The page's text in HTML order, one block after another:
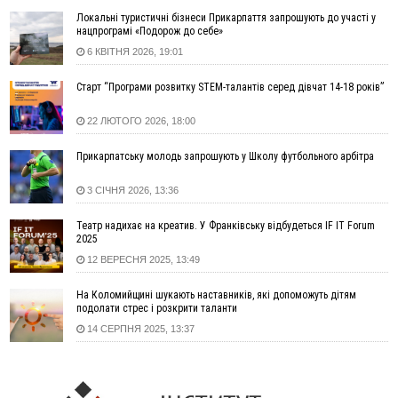
14:31
«Багато питань буде знято». На громадських слуханнях в
Яремче обговорили, як вирішити питання джипінгу в
Карпатах
13:54
5 «тихих» хвороб, які виявляє профілактичне обстеження
13:30
ФОТО
нового руху
12:57
У Франківську зафіксували найбільшу спеку за всю історію
спостережень
12:24
Лікування наркоманії Київ: чому важливо розпочати
терапію якомога раніше
12:00
Франківця, який у Косові викрав за магазину понад 640
тисяч гривень у валюті, засудили до 5 років
11:50
Податкова передасть в Міноборони для "Оберегу" дані про
11:20
Водійка, яку на Сухомлинського побив інший керманич,
відмовилася від обвинувачення — справу закрили
Змушував надсилати інтимні фото: на Прикарпатті
Локальні туристичні бізнеси Прикарпаття запрошують до участі у
нацпрограмі «Подорож до себе»
6 КВІТНЯ 2026, 19:01
Старт “Програми розвитку STEM-талантів серед дівчат 14-18 років”
22 ЛЮТОГО 2026, 18:00
Прикарпатську молодь запрошують у Школу футбольного арбітра
3 СІЧНЯ 2026, 13:36
Театр надихає на креатив. У Франківську відбудеться IF IT Forum
2025
12 ВЕРЕСНЯ 2025, 13:49
На Коломийщині шукають наставників, які допоможуть дітям
подолати стрес і розкрити таланти
14 СЕРПНЯ 2025, 13:37